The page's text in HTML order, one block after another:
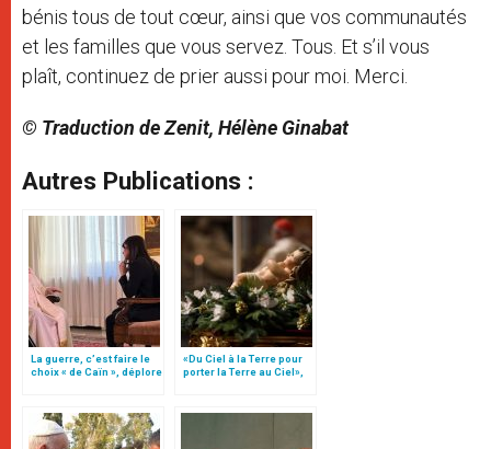
bénis tous de tout cœur, ainsi que vos communautés
et les familles que vous servez. Tous. Et s’il vous
plaît, continuez de prier aussi pour moi. Merci.
© Traduction de Zenit, Hélène Ginabat
Autres Publications :
La guerre, c’est faire le
choix « de Caïn », déplore
«Du Ciel à la Terre pour
porter la Terre au Ciel»,